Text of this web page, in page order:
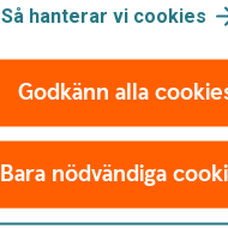
för extrainsättning till
Så hanterar vi cookies
Godkänn alla
Bara nödvändiga